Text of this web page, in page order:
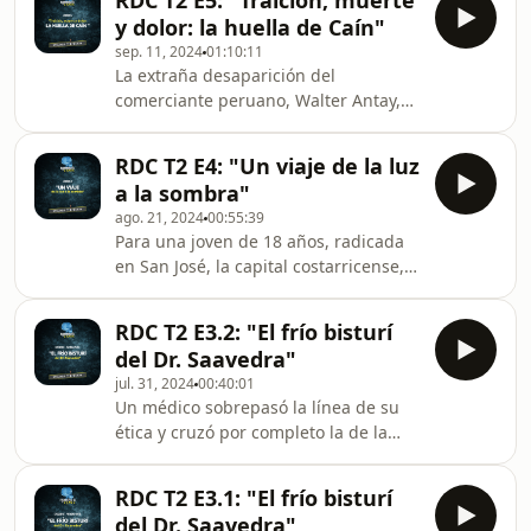
firme y decid
bajo la oscuridad, el robo de un bebé
de solo cuatro meses de edad. Su
objetivo fue hacerle creer a su
expareja que, tras el rompimiento de
la relación, había quedado
embarazada. La mentira duró poco,
pero el supuesto padre quedó
envuelto en el engaño y ráp
y dolor: la huella de Caín"
sep. 11, 202401:10:11
La extraña desaparición del
comerciante peruano, Walter Antay,
centró las sospechas en un intrigante
hombre que se mostraba como fiel
colaborador de su familia. Un misterio
que se acrecentó al descubrir la
conexión de ese hombre con un
hecho similar, ocurrido siete años
atrás, en otro país. Reunimos los
pormenores de la investigac
RDC T2 E4: "Un viaje de la luz
a la sombra"
ago. 21, 202400:55:39
Para una joven de 18 años, radicada
en San José, la capital costarricense,
pesadilla que alguien podría
imaginar. Uno de los elementos más
crueles radica en que el autor de este
tormento fue su propio tío, a quien
poco le importó violar la confianza y el
lazo familiar; nada detuvo la frialdad
del ataque sexual propinado a su so
RDC T2 E3.2: "El frío bisturí
del Dr. Saavedra"
jul. 31, 202400:40:01
Un médico sobrepasó la línea de su
ética y cruzó por completo la de la
Motivado por ocultar la infidelidad a
RDC T2 E3.1: "El frío bisturí
del Dr. Saavedra"